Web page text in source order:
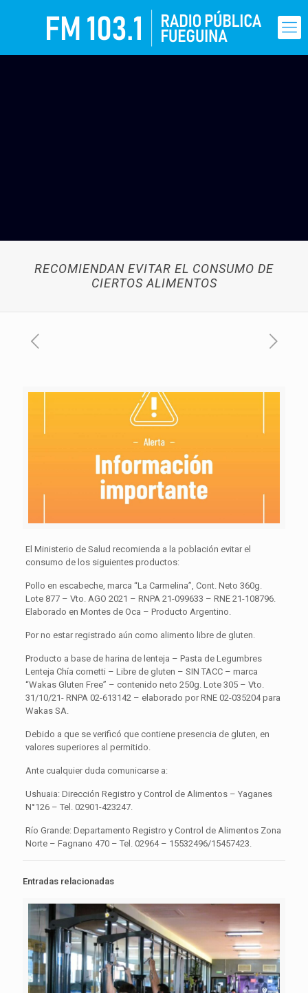
RECOMIENDAN EVITAR EL CONSUMO DE
CIERTOS ALIMENTOS
El Ministerio de Salud recomienda a la población evitar el
consumo de los siguientes productos:
Pollo en escabeche, marca “La Carmelina”, Cont. Neto 360g.
Lote 877 – Vto. AGO 2021 – RNPA 21-099633 – RNE 21-108796.
Elaborado en Montes de Oca – Producto Argentino.
Por no estar registrado aún como alimento libre de gluten.
Producto a base de harina de lenteja – Pasta de Legumbres
Lenteja Chía cornetti – Libre de gluten – SIN TACC – marca
“Wakas Gluten Free” – contenido neto 250g. Lote 305 – Vto.
31/10/21- RNPA 02-613142 – elaborado por RNE 02-035204 para
Wakas SA.
Debido a que se verificó que contiene presencia de gluten, en
valores superiores al permitido.
Ante cualquier duda comunicarse a:
Ushuaia: Dirección Registro y Control de Alimentos – Yaganes
N°126 – Tel. 02901-423247.
Río Grande: Departamento Registro y Control de Alimentos Zona
Norte – Fagnano 470 – Tel. 02964 – 15532496/15457423.
Entradas relacionadas